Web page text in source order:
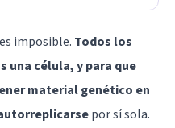
imposible. Todos los
una célula, y para que
material genético en
por sí sola.